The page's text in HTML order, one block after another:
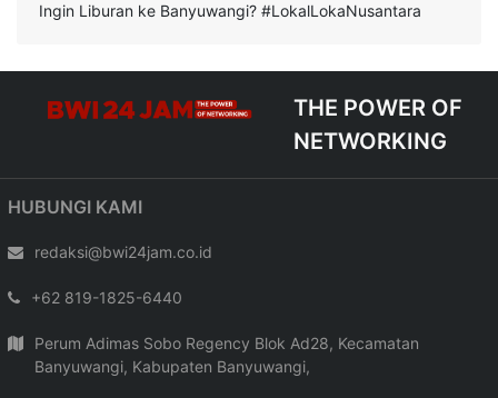
Ingin Liburan ke Banyuwangi? #LokalLokaNusantara
THE POWER OF
NETWORKING
HUBUNGI KAMI
redaksi@bwi24jam.co.id
+62 819-1825-6440
Perum Adimas Sobo Regency Blok Ad28, Kecamatan
Banyuwangi, Kabupaten Banyuwangi,